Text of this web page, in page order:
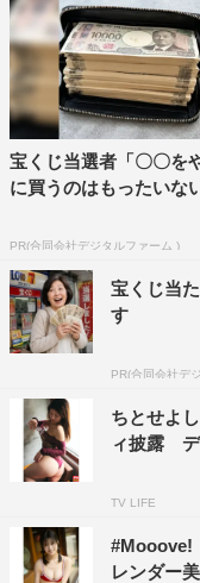
宝くじ当選者「〇〇を
に買うのはもったいな
PR(合同会社デジタルファーム )
宝くじ当
す
PR(合同会社デ
ちとせよ
ィ披露 デ
TV LIFE
#Mooove!
レンダー